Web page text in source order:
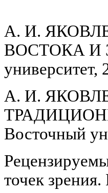
А. И.
ВОСТОКА И
университет,
А. И.
Восточный
точек